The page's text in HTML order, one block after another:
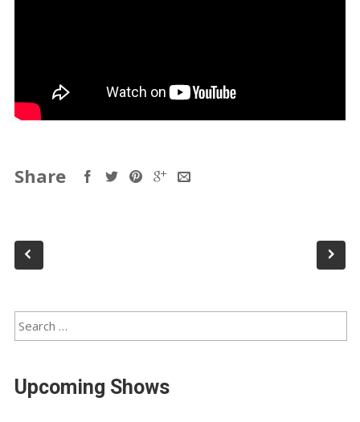
Share
Upcoming Shows